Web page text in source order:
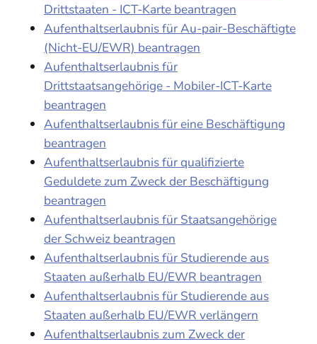
Drittstaaten - ICT-Karte beantragen
Aufenthaltserlaubnis für Au-pair-Beschäftigte
(Nicht-EU/EWR) beantragen
Aufenthaltserlaubnis für
Drittstaatsangehörige - Mobiler-ICT-Karte
beantragen
Aufenthaltserlaubnis für eine Beschäftigung
beantragen
Aufenthaltserlaubnis für qualifizierte
Geduldete zum Zweck der Beschäftigung
beantragen
Aufenthaltserlaubnis für Staatsangehörige
der Schweiz beantragen
Aufenthaltserlaubnis für Studierende aus
Staaten außerhalb EU/EWR beantragen
Aufenthaltserlaubnis für Studierende aus
Staaten außerhalb EU/EWR verlängern
Aufenthaltserlaubnis zum Zweck der